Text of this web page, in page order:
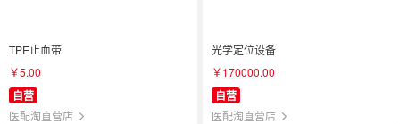
TPE止血带
￥5.00
自营
医配淘直营店
光学定位设备
￥170000.00
自营
医配淘直营店